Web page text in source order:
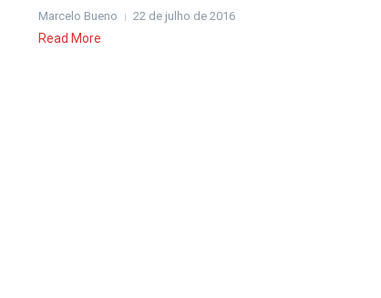
Marcelo Bueno 22 de julho de 2016
Read More